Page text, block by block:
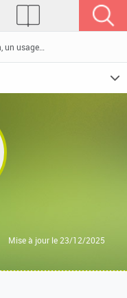
Mise à jour le 23/12/2025